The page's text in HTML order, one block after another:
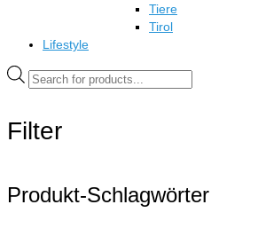
Tiere
Tirol
Lifestyle
Products
search
Filter
Produkt-Schlagwörter